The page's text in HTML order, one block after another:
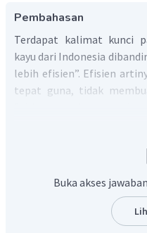
Pembahasan
Terdapat kalimat kunci
kayu dari Indonesia
lebih efisien”. Efisien
tepat guna, tidak
Buka akses